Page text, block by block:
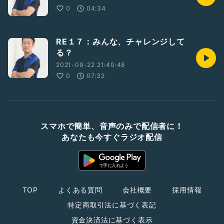
0
04:34
RE１７：みんな、チャレンジして
る？
2021-09-22 21:40:48
0
07:32
スマホで簡単、音声のみで配信者に！
あなたも今すぐラジオ配信
TOP よくある質問 会社概要
採用情報
特定商取引法に基づく表記
資金決済法に基づく表示